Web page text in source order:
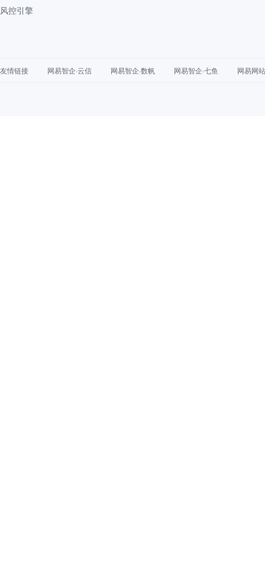
风控引擎
友情链接 网易智企·云信 网易智企·数帆 网易智企·七鱼 网易网